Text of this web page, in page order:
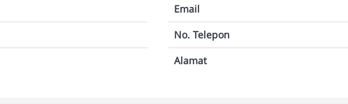
Email
No. Telepon
Alamat